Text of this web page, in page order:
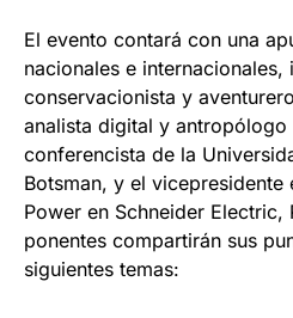
El evento contará con una
nacionales e internacionales,
conservacionista y
analista digital y
conferencista de la
Botsman, y el vicepresidente
Power en Schneider Electric,
ponentes compartirán sus
siguientes temas: